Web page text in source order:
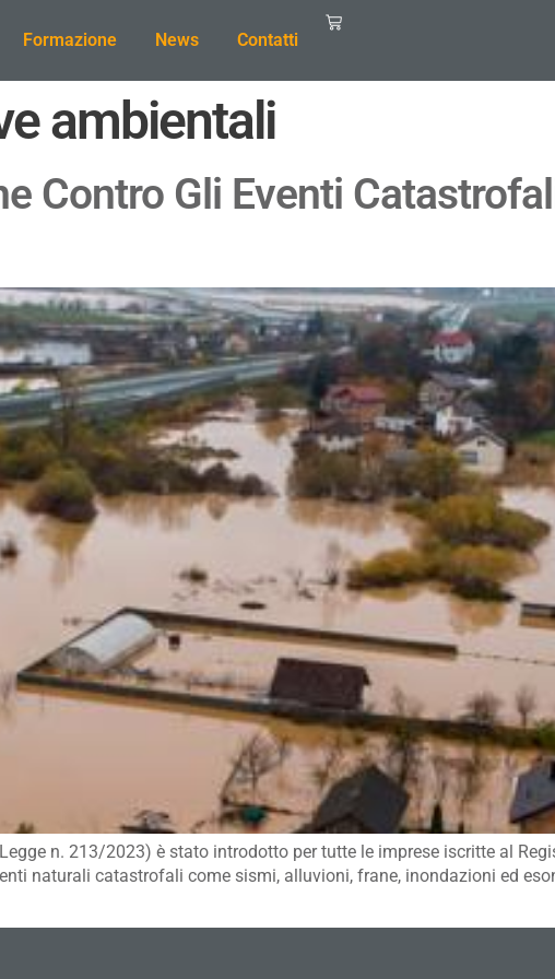
Formazione News Contatti
ambientali
Contro Gli Eventi
n. 213/2023) è stato introdotto per tutte le imprese iscritte al
naturali catastrofali come sismi, alluvioni, frane, inondazioni ed